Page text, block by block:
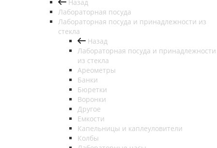
Назад
Лабораторная посуда
Лабораторная посуда и принадлежности из
стекла
Назад
Лабораторная посуда и принадлежности
из стекла
Ареометры
Банки
Бюретки
Воронки
Другое
Емкости
Капельницы и каплеуловители
Колбы